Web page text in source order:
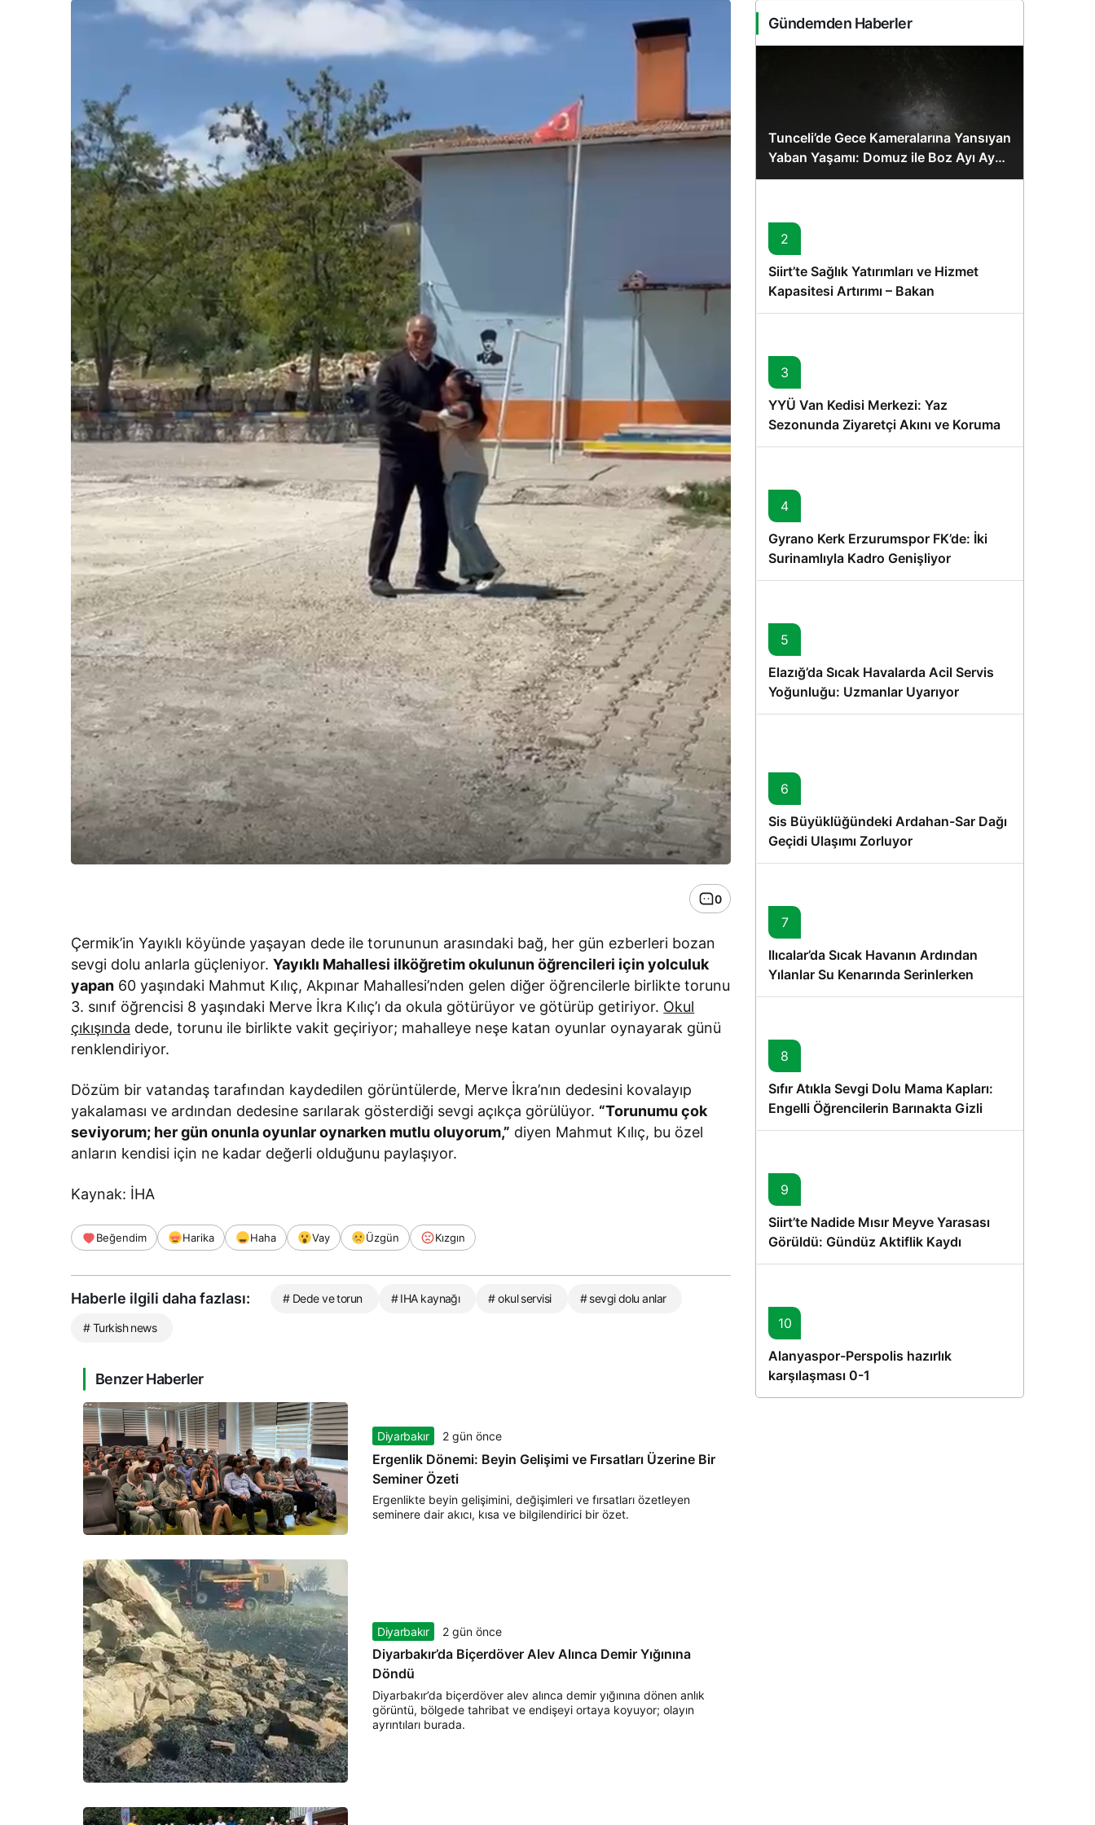
Sistem Modu
Sistem modunu seçin.
0
Çermik’in Yayıklı köyünde yaşayan dede ile torununun arasındaki bağ, her gün ezberleri bozan
sevgi dolu anlarla güçleniyor.Yayıklı Mahallesi ilköğretim okulunun öğrencileri için yolculuk
yapan 60 yaşındaki Mahmut Kılıç, Akpınar Mahallesi’nden gelen diğer öğrencilerle birlikte torunu
3. sınıf öğrencisi 8 yaşındaki Merve İkra Kılıç’ı da okula götürüyor ve götürüp getiriyor. Okul
çıkışında dede, torunu ile birlikte vakit geçiriyor; mahalleye neşe katan oyunlar oynayarak günü
renklendiriyor.
Dözüm bir vatandaş tarafından kaydedilen görüntülerde, Merve İkra’nın dedesini kovalayıp
yakalaması ve ardından dedesine sarılarak gösterdiği sevgi açıkça görülüyor. “Torunumu çok
seviyorum; her gün onunla oyunlar oynarken mutlu oluyorum,” diyen Mahmut Kılıç, bu özel
anların kendisi için ne kadar değerli olduğunu paylaşıyor.
Kaynak: İHA
Beğendim Harika Haha Vay Üzgün Kızgın
Haberle ilgili daha fazlası: # Dede ve torun # IHA kaynağı # okul servisi # sevgi dolu anlar
# Turkish news
Benzer Haberler
Diyarbakır 2 gün önce
Ergenlik Dönemi: Beyin Gelişimi ve Fırsatları Üzerine Bir
Seminer Özeti
Ergenlikte beyin gelişimini, değişimleri ve fırsatları özetleyen
seminere dair akıcı, kısa ve bilgilendirici bir özet.
Diyarbakır 2 gün önce
Diyarbakır’da Biçerdöver Alev Alınca Demir Yığınına
Döndü
Diyarbakır’da biçerdöver alev alınca demir yığınına dönen anlık
görüntü, bölgede tahribat ve endişeyi ortaya koyuyor; olayın
ayrıntıları burada.
Gündemden Haberler
Tunceli’de Gece Kameralarına Yansıyan
Yaban Yaşamı: Domuz ile Boz Ayı Aynı
Karede
2
Siirt’te Sağlık Yatırımları ve Hizmet
Kapasitesi Artırımı – Bakan
Memişoğlu’nun Ziyareti
3
YYÜ Van Kedisi Merkezi: Yaz
Sezonunda Ziyaretçi Akını ve Koruma
Vurgusu
4
Gyrano Kerk Erzurumspor FK’de: İki
Surinamlıyla Kadro Genişliyor
5
Elazığ’da Sıcak Havalarda Acil Servis
Yoğunluğu: Uzmanlar Uyarıyor
6
Sis Büyüklüğündeki Ardahan-Sar Dağı
Geçidi Ulaşımı Zorluyor
7
Ilıcalar’da Sıcak Havanın Ardından
Yılanlar Su Kenarında Serinlerken
Görüntülendi
8
Sıfır Atıkla Sevgi Dolu Mama Kapları:
Engelli Öğrencilerin Barınakta Gizli
Dostları İçin Gönüllü Proje
9
Siirt’te Nadide Mısır Meyve Yarasası
Görüldü: Gündüz Aktiflik Kaydı
10
Alanyaspor-Perspolis hazırlık
karşılaşması 0-1